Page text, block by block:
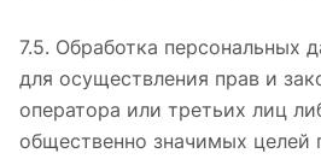
7.5. Обработка персональных
для осуществления прав и
оператора или третьих лиц
общественно значимых целей